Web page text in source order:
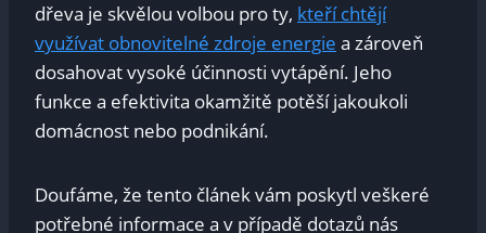
dřeva je skvělou volbou pro ty, kteří chtějí
využívat obnovitelné zdroje energie a zároveň
dosahovat vysoké účinnosti vytápění. Jeho
funkce a efektivita okamžitě potěší jakoukoli
domácnost nebo podnikání.
Doufáme, že tento článek vám poskytl veškeré
potřebné informace a v případě dotazů nás